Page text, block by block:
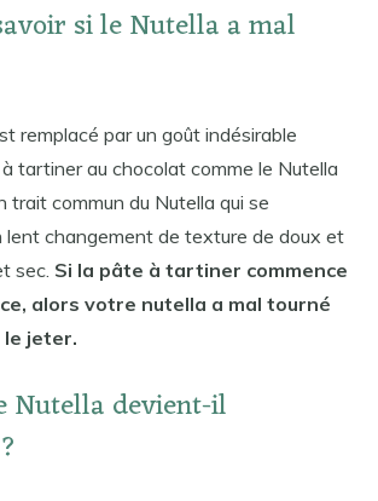
si le Nutella a mal
remplacé par un goût indésirable
à tartiner au chocolat comme le Nutella
trait commun du Nutella qui se
lent changement de texture de doux et
sec. Si la pâte à tartiner commence
alors votre nutella a mal tourné
le jeter.
Nutella devient-il